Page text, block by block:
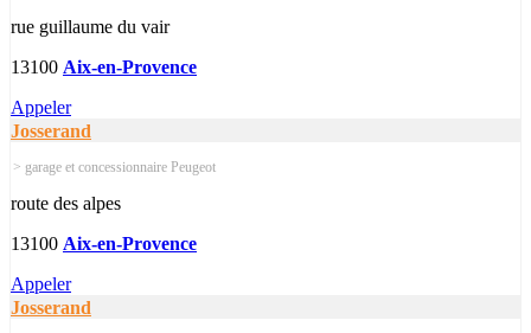
rue guillaume du vair
13100 Aix-en-Provence
Appeler
Josserand
> garage et concessionnaire Peugeot
route des alpes
13100 Aix-en-Provence
Appeler
Josserand